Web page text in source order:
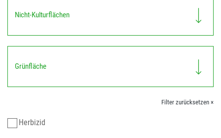
Nicht-Kulturflächen
Grünfläche
Filter zurücksetzen ×
Herbizid